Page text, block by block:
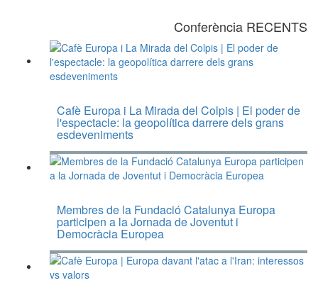
Conferència RECENTS
Cafè Europa i La Mirada del Colpis | El poder de
l'espectacle: la geopolítica darrere dels grans
esdeveniments
Membres de la Fundació Catalunya Europa
participen a la Jornada de Joventut i
Democràcia Europea